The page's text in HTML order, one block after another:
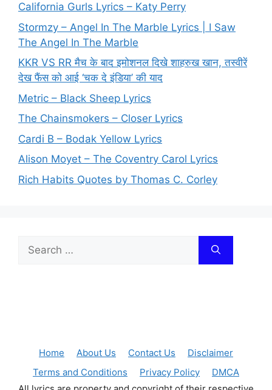
California Gurls Lyrics – Katy Perry
Stormzy – Angel In The Marble Lyrics | I Saw
The Angel In The Marble
KKR VS RR मैच के बाद इमोशनल दिखे शाहरुख खान, तस्वीरें
देख फैंस को आई ‘चक दे इंडिया’ की याद
Metric – Black Sheep Lyrics
The Chainsmokers – Closer Lyrics
Cardi B – Bodak Yellow Lyrics
Alison Moyet – The Coventry Carol Lyrics
Rich Habits Quotes by Thomas C. Corley
for:
Home About Us Contact Us
Disclaimer
Terms and Conditions
Privacy Policy
DMCA